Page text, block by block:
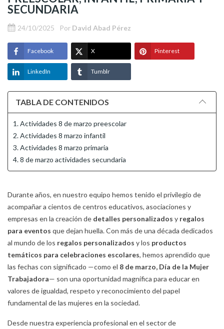
SECUNDARIA
24/10/2025 Por David Abad Pérez
Facebook X Pinterest
LinkedIn Tumblr
TABLA DE CONTENIDOS
1. Actividades 8 de marzo preescolar
2. Actividades 8 marzo infantil
3. Actividades 8 marzo primaria
4. 8 de marzo actividades secundaria
Durante años, en nuestro equipo hemos tenido el privilegio de
acompañar a cientos de centros educativos, asociaciones y
empresas en la creación de detalles personalizados y regalos
para eventos que dejan huella. Con más de una década dedicados
al mundo de los regalos personalizados y los productos
temáticos para celebraciones escolares, hemos aprendido que
las fechas con significado —como el 8 de marzo, Día de la Mujer
Trabajadora— son una oportunidad magnífica para educar en
valores de igualdad, respeto y reconocimiento del papel
fundamental de las mujeres en la sociedad.
Desde nuestra experiencia profesional en el sector de